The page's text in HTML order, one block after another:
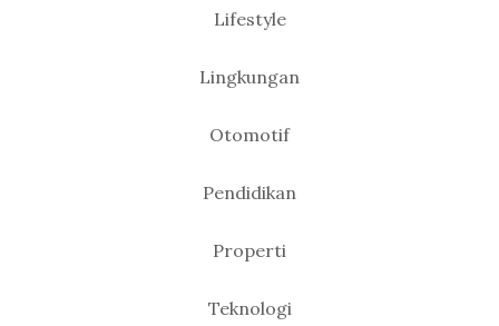
Lifestyle
Lingkungan
Otomotif
Pendidikan
Properti
Teknologi